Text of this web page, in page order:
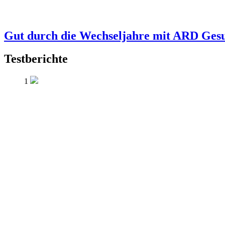
Gut durch die Wechseljahre mit ARD
Testberichte
1